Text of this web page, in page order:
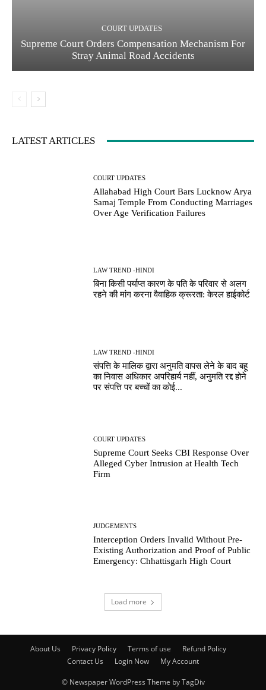
COURT UPDATES
Supreme Court Orders Compensation Mechanism For
Stray Animal Road Accidents
LATEST ARTICLES
COURT UPDATES
Allahabad High Court Bars Lucknow Arya
Samaj Temple From Conducting Marriages
Over Age Verification Failures
LAW TREND -HINDI
बिना किसी पर्याप्त कारण के पति के परिवार से अलग
रहने की मांग करना वैवाहिक क्रूरता: केरल हाईकोर्ट
LAW TREND -HINDI
संपत्ति के मालिक द्वारा अनुमति वापस लेने के बाद बहू
का निवास अधिकार अपरिहार्य नहीं, अनुमति रद्द होने
पर संपत्ति पर बच्चों का कोई...
COURT UPDATES
Supreme Court Seeks CBI Response Over
Alleged Cyber Intrusion at Health Tech
Firm
JUDGEMENTS
Interception Orders Invalid Without Pre-
Existing Authorization and Proof of Public
Emergency: Chhattisgarh High Court
Load more
About Us Privacy Policy Terms of use
Refund Policy
Contact Us
Login Now My Account
© Newspaper WordPress Theme by TagDiv